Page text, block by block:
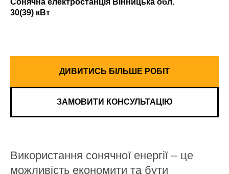
Сонячна електростанція Вінницька обл.
30(39) кВт
ДИВИТИСЬ БІЛЬШЕ РОБІТ
ЗАМОВИТИ КОНСУЛЬТАЦІЮ
Використання сонячної енергії – це
можливість економити та бути